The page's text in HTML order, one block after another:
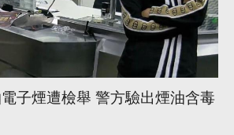
子煙遭檢舉 警方驗出煙油含毒